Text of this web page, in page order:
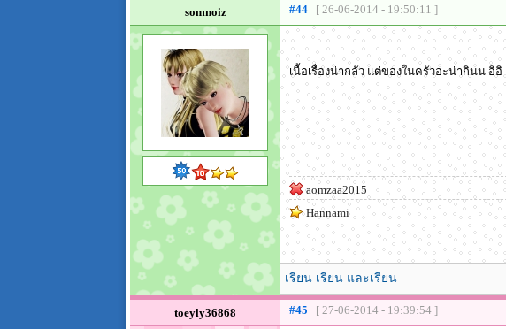
somnoiz #44 [ 26-06-2014 - 19:50:11 ]
เนื้อเรื่องน่ากลัว แต่ของในครัวอ่ะน่ากินน อิอิ
aomzaa2015
Hannami
เรียน เรียน และเรียน
toeyly36868 #45 [ 27-06-2014 - 19:39:54 ]